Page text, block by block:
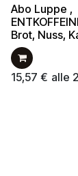
Abo Luppe ,
Brot, Nuss,
15,57 € alle